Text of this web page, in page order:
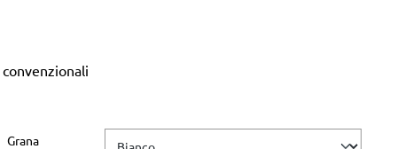
Seleziona
Grana